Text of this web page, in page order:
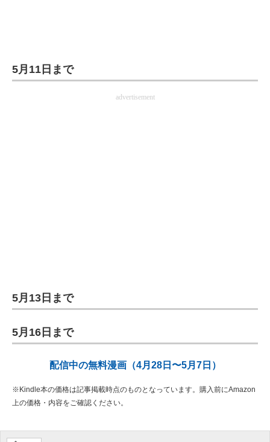
5月11日まで
advertisement
5月13日まで
5月16日まで
配信中の無料漫画（4月28日〜5月7日）
※Kindle本の価格は記事掲載時点のものとなっています。購入前にAmazon
上の価格・内容をご確認ください。